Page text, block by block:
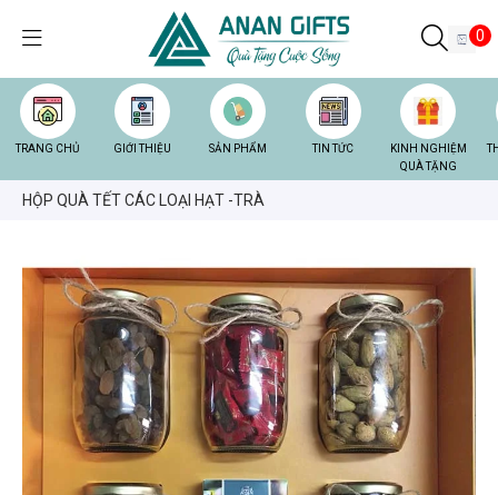
0
TRANG CHỦ GIỚI THIỆU SẢN PHẨM TIN TỨC
KINH NGHIỆM
QUÀ TẶNG
HỘP QUÀ TẾT CÁC LOẠI HẠT -TRÀ